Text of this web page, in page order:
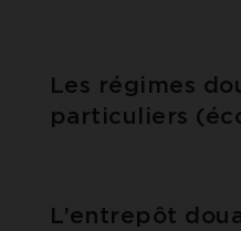
Les régimes
particuliers
L’entrepôt